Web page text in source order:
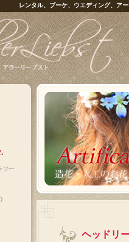
レンタル、ブーケ、ウエディング、ア
ヘッドリ